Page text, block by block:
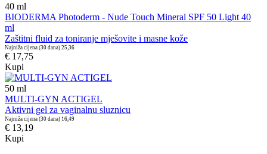
40 ml
BIODERMA Photoderm - Nude Touch Mineral SPF 50 Light 40
ml
Zaštitni fluid za toniranje mješovite i masne kože
Najniža cijena (30 dana) 25,36
€ 17,75
Kupi
50 ml
MULTI-GYN ACTIGEL
Aktivni gel za vaginalnu sluznicu
Najniža cijena (30 dana) 16,49
€ 13,19
Kupi